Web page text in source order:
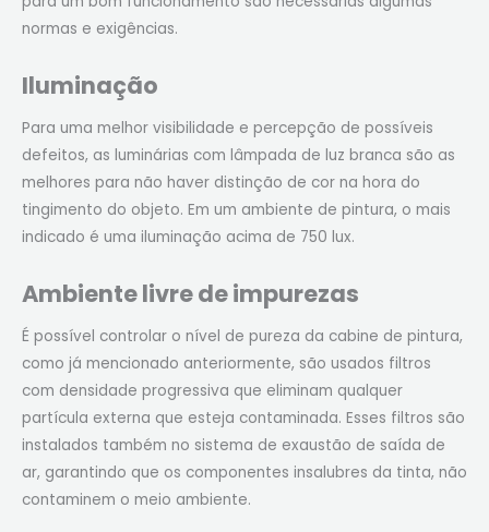
normas e exigências.
Iluminação
Para uma melhor visibilidade e percepção de possíveis
defeitos, as luminárias com lâmpada de luz branca são as
melhores para não haver distinção de cor na hora do
tingimento do objeto. Em um ambiente de pintura, o mais
indicado é uma iluminação acima de 750 lux.
Ambiente livre de impurezas
É possível controlar o nível de pureza da cabine de pintura,
como já mencionado anteriormente, são usados filtros
com densidade progressiva que eliminam qualquer
partícula externa que esteja contaminada. Esses filtros são
instalados também no sistema de exaustão de saída de
ar, garantindo que os componentes insalubres da tinta, não
contaminem o meio ambiente.